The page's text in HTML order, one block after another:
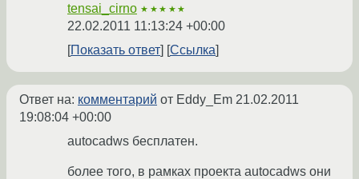
tensai_cirno ★★★★★
22.02.2011 11:13:24 +00:00
Показать ответ
Ссылка
Ответ на: комментарий от Eddy_Em 21.02.2011
19:08:04 +00:00
autocadws бесплатен.
более того, в рамках проекта autocadws они